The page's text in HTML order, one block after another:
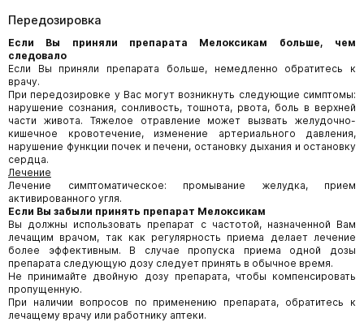
Передозировка
Если Вы приняли препарата Мелоксикам больше, чем
следовало
Если Вы приняли препарата больше, немедленно обратитесь к
врачу.
При передозировке у Вас могут возникнуть следующие симптомы:
нарушение сознания, сонливость, тошнота, рвота, боль в верхней
части живота. Тяжелое отравление может вызвать желудочно-
кишечное кровотечение, изменение артериального давления,
нарушение функции почек и печени, остановку дыхания и остановку
сердца.
Лечение
Лечение симптоматическое: промывание желудка, прием
активированного угля.
Если Вы забыли принять препарат Мелоксикам
Вы должны использовать препарат с частотой, назначенной Вам
лечащим врачом, так как регулярность приема делает лечение
более эффективным. В случае пропуска приема одной дозы
препарата следующую дозу следует принять в обычное время.
Не принимайте двойную дозу препарата, чтобы компенсировать
пропущенную.
При наличии вопросов по применению препарата, обратитесь к
лечащему врачу или работнику аптеки.